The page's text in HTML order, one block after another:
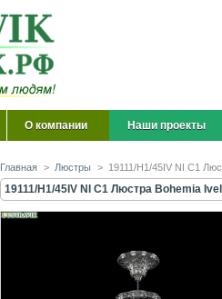
О компании Наши проекты
Главная > Люстры > 19111/H1/45IV NI C1
19111/H1/45IV NI C1 Люстра Bohemia